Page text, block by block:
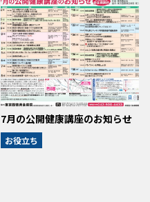
7月の公開健康講座のお知らせ
お役立ち